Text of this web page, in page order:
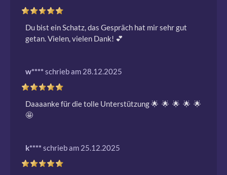
Du bist ein Schatz, das Gespräch hat mir sehr gut
getan. Vielen, vielen Dank! 💕
w****schrieb am 28.12.2025
Daaaanke für die tolle Unterstützung 🌟  🌟  🌟  🌟  🌟
🤩
k****schrieb am 25.12.2025